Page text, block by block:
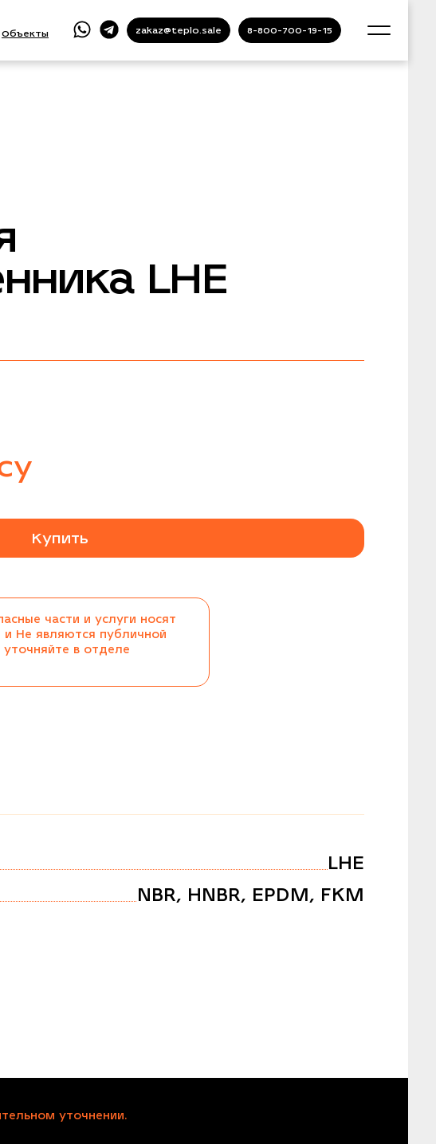
Объекты zakaz@teplo.sale 8-800-700-19-15
LHE
Купить
части и услуги носят
Не являются публичной
в отделе
LHE
NBR, HNBR, EPDM, FKM
уточнении.